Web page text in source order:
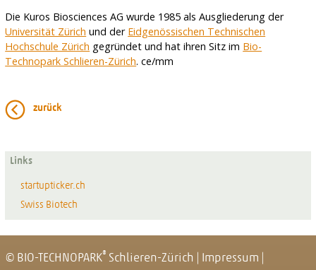
Die Kuros Biosciences AG wurde 1985 als Ausgliederung der
Universität Zürich und der Eidgenössischen Technischen
Hochschule Zürich gegründet und hat ihren Sitz im Bio-
Technopark Schlieren-Zürich. ce/mm
zurück
Links
startupticker.ch
Swiss Biotech
© BIO-TECHNOPARK® Schlieren-Zürich Impressum